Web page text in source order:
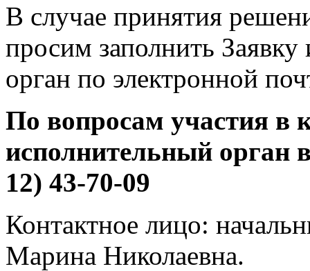
В случае принятия
просим заполнить
орган по электронной
По вопросам участия в
исполнительный орган
12) 43-70-09
Контактное лицо:
Марина Николаевна.